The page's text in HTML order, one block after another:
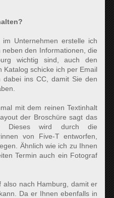
Unternehmen erstelle ich
den Informationen, die
wichtig sind, auch den
Katalog schicke ich per Email
dabei ins CC, damit Sie den
mit dem reinen Textinhalt
der Broschüre sagt das
Dieses wird durch die
von Five-T entworfen,
Ähnlich wie ich zu Ihnen
Termin auch ein Fotograf
also nach Hamburg, damit er
Da er Ihnen ebenfalls in